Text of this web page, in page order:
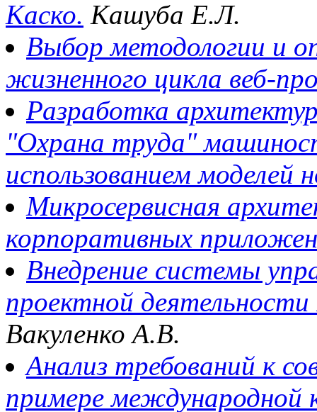
Каско. Кашуба Е.Л.
Выбор методологии и
жизненного цикла веб-
Разработка
"Охрана труда"
использованием моделей
Микросервисная
корпоративных
Внедрение системы
проектной
Вакуленко А.В.
Анализ требований к
примере международной